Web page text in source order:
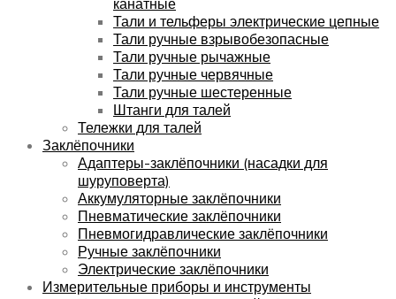
Тали и тельферы электрические цепные
Тали ручные взрывобезопасные
Тали ручные рычажные
Тали ручные червячные
Тали ручные шестеренные
Штанги для талей
Тележки для талей
Заклёпочники
Адаптеры-заклёпочники (насадки для
шуруповерта)
Аккумуляторные заклёпочники
Пневматические заклёпочники
Пневмогидравлические заклёпочники
Ручные заклёпочники
Электрические заклёпочники
Измерительные приборы и инструменты